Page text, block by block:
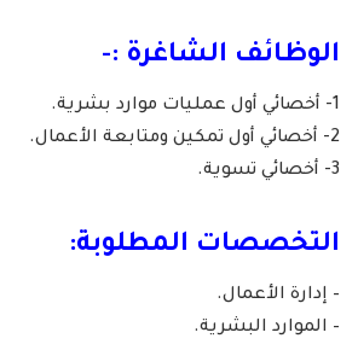
الوظائف الشاغرة :-
1- أخصائي أول عمليات موارد بشرية.
2- أخصائي أول تمكين ومتابعة الأعمال.
3- أخصائي تسوية.
التخصصات المطلوبة:
– إدارة الأعمال.
– الموارد البشرية.